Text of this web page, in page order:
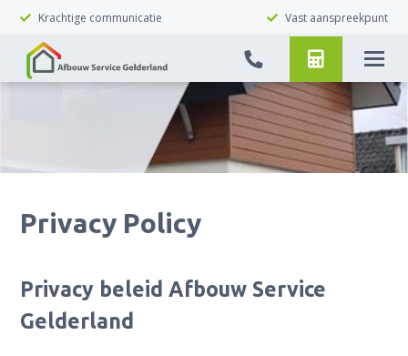
Krachtige communicatie Vast aanspreekpunt
Privacy Policy
Privacy beleid Afbouw Service
Gelderland